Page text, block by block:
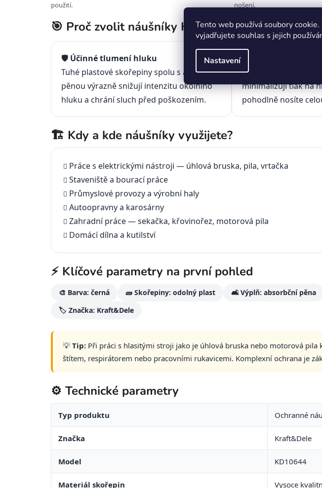
Tento web používá soubory
vyjadřujete souhlas s jejich
Nastavení
použití.
nošení.
🎯 Proč zvolit náušníky KD10644?
🛡️ Účinné tlumení hluku
Tuhé plastové skořepiny spolu s absorbční
pěnou výrazně snižují intenzitu okolního
hluku a chrání sluch před poškozením.
Měkké polštářky
minimalizují tlak na
pohodlně nosíte
🏗️ Kdy a kde náušníky využijete?
Práce s elektrickými nástroji — úhlová bruska, pila, vrtačka
Staveniště a bourací práce
Průmyslové provozy a výrobní haly
Autoopravny a karosárny
Zahradní práce — sekačka, křovinořez, motorová pila
Domácí dílna a kutilství
⚡ Klíčové parametry na první pohled
🎨 Barva: černá 🧱 Skořepiny: odolný plast 🛋️ Výplň: absorbční pěna
🏷️ Značka: Kraft&Dele
💡 Tip: Při práci s hlasitými stroji jako je úhlová bruska nebo motorová
štítem, respirátorem nebo pracovními rukavicemi. Komplexní ochrana je
⚙️ Technické parametry
Typ produktu Ochranné
Značka Kraft&Dele
Model KD10644
Materiál skořepin Vysoce